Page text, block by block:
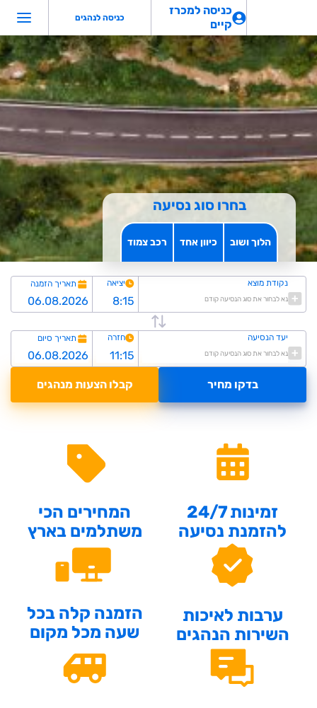
כניסה למכרז
קיים
כניסה לנהגים
בחרו סוג נסיעה
הלוך ושוב כיוון אחד רכב צמוד
נא לבחור את סוג הנסיעה קודם
נקודת מוצא יציאה תאריך הזמנה
נא לבחור את סוג הנסיעה קודם
יעד הנסיעה חזרה תאריך סיום
בדקו מחיר קבלו הצעות מנהגים
זמינות 24/7
להזמנת נסיעה
המחירים הכי
משתלמים בארץ
ערבות לאיכות
השירות הנהגים
הזמנה קלה בכל
שעה מכל מקום